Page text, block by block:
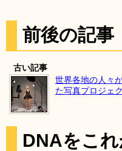
前後の記事
古い記事
世界各地の人々
た写真プロジェ
DNAをこ